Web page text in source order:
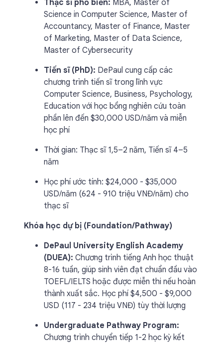
Thạc sĩ phổ biến: MBA, Master of
Science in Computer Science, Master of
Accountancy, Master of Finance, Master
of Marketing, Master of Data Science,
Master of Cybersecurity
Tiến sĩ (PhD): DePaul cung cấp các
chương trình tiến sĩ trong lĩnh vực
Computer Science, Business, Psychology,
Education với học bổng nghiên cứu toàn
phần lên đến $30,000 USD/năm và miễn
học phí
Thời gian: Thạc sĩ 1,5–2 năm, Tiến sĩ 4–5
năm
Học phí ước tính: $24,000 - $35,000
USD/năm (624 - 910 triệu VNĐ/năm) cho
thạc sĩ
Khóa học dự bị (Foundation/Pathway)
DePaul University English Academy
(DUEA): Chương trình tiếng Anh học thuật
8-16 tuần, giúp sinh viên đạt chuẩn đầu vào
TOEFL/IELTS hoặc được miễn thi nếu hoàn
thành xuất sắc. Học phí $4,500 - $9,000
USD (117 - 234 triệu VNĐ) tùy thời lượng
Undergraduate Pathway Program:
Chương trình chuyển tiếp 1-2 học kỳ kết